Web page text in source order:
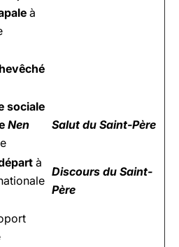
à
sociale
Nen
Salut du Saint-Père
à
Discours du Saint-
Père